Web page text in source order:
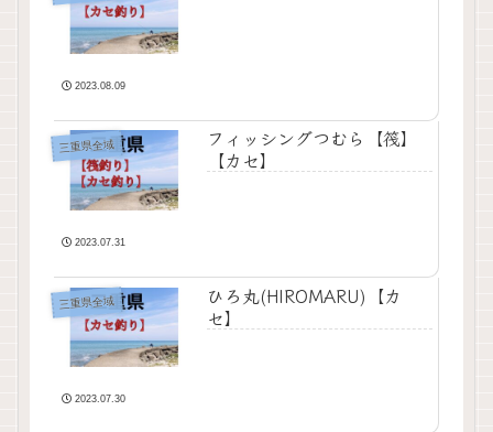
2023.08.09
三重県全域
フィッシングつむら【筏】
【カセ】
2023.07.31
三重県全域
ひろ丸(HIROMARU)【カ
セ】
2023.07.30